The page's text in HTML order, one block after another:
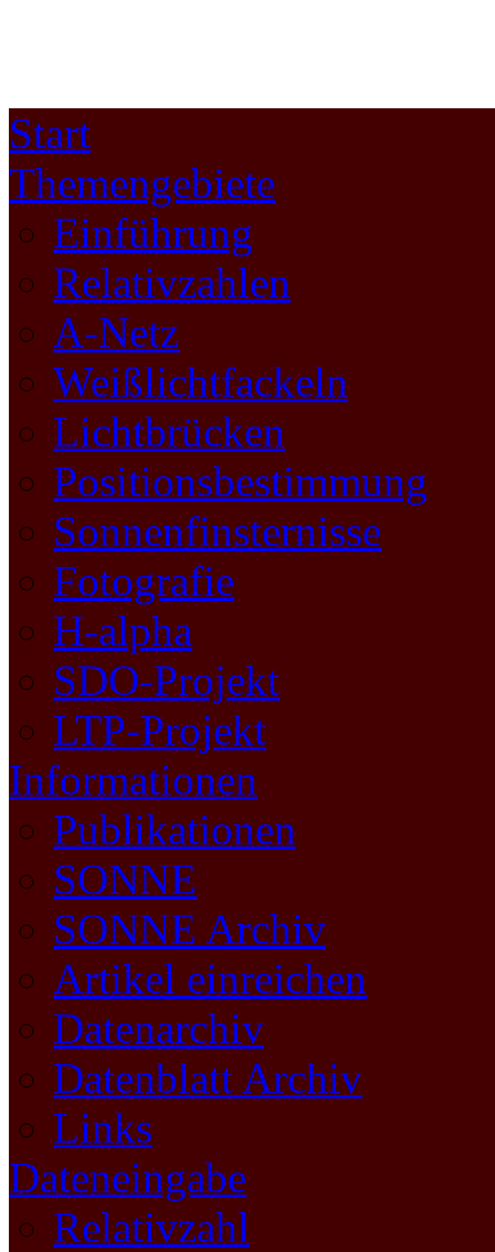
Start
Themengebiete
Einführung
Relativzahlen
A-Netz
Weißlichtfackeln
Lichtbrücken
Positionsbestimmung
Sonnenfinsternisse
Fotografie
H-alpha
SDO-Projekt
LTP-Projekt
Informationen
Publikationen
SONNE
SONNE Archiv
Artikel einreichen
Datenarchiv
Datenblatt Archiv
Links
Dateneingabe
Relativzahl